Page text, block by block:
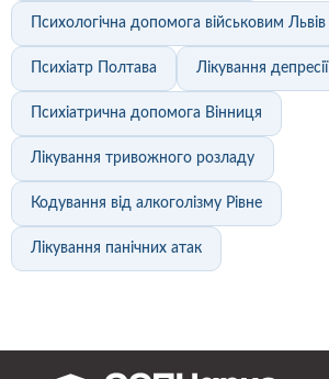
Психологічна допомога військовим Львів
Психіатр Полтава Лікування депресії
Психіатрична допомога Вінниця
Лікування тривожного розладу
Кодування від алкоголізму Рівне
Лікування панічних атак